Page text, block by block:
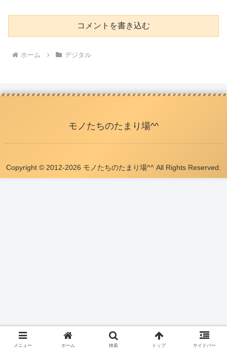
コメントを書き込む
ホーム デジタル
モノたちのたまり場^^
Copyright © 2012-2026 モノたちのたまり場^^ All Rights Reserved.
メニュー ホーム 検索 トップ サイドバー